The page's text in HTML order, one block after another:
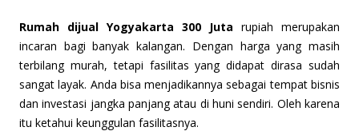
Rumah dijual Yogyakarta 300 Juta rupiah merupakan
incaran bagi banyak kalangan. Dengan harga yang masih
terbilang murah, tetapi fasilitas yang didapat dirasa sudah
sangat layak. Anda bisa menjadikannya sebagai tempat bisnis
dan investasi jangka panjang atau di huni sendiri. Oleh karena
itu ketahui keunggulan fasilitasnya.